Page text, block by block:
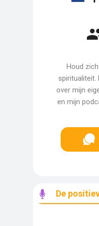
Houd
spiritualiteit.
over mijn
en mijn
De